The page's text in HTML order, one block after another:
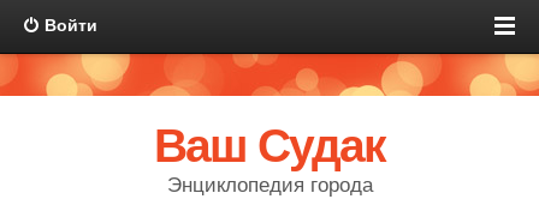
Войти
Ваш Судак
Энциклопедия города